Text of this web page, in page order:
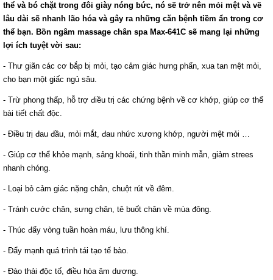
thể và bó chặt trong đôi giày nóng bức, nó sẽ trở nên mỏi mệt và về
lâu dài sẽ nhanh lão hóa và gây ra những căn bệnh tiềm ẩn trong cơ
thể bạn. Bồn ngâm massage chân spa Max-641C sẽ mang lại những
lợi ích tuyệt vời sau:
- Thư giãn các cơ bắp bị mỏi, tạo cảm giác hưng phấn, xua tan mệt mỏi,
cho bạn một giấc ngủ sâu.
- Trừ phong thấp, hỗ trợ điều trị các chứng bệnh về cơ khớp, giúp cơ thể
bài tiết chất độc.
- Điều trị đau đầu, mỏi mắt, đau nhức xương khớp, người mệt mỏi …
- Giúp cơ thể khỏe mạnh, sảng khoái, tinh thần minh mẫn, giảm strees
nhanh chóng.
- Loại bỏ cảm giác nặng chân, chuột rút về đêm.
- Tránh cước chân, sưng chân, tê buốt chân về mùa đông.
- Thúc đẩy vòng tuần hoàn máu, lưu thông khí.
- Đẩy mạnh quá trình tái tạo tế bào.
- Đào thải độc tố, điều hòa âm dương.